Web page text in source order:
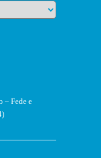
– Fede e